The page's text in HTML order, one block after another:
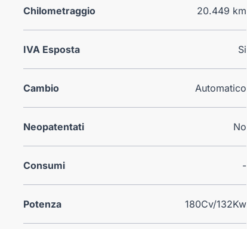
Chilometraggio 20.449 km
IVA Esposta Si
Cambio Automatico
Neopatentati No
Consumi -
Potenza 180Cv/132Kw